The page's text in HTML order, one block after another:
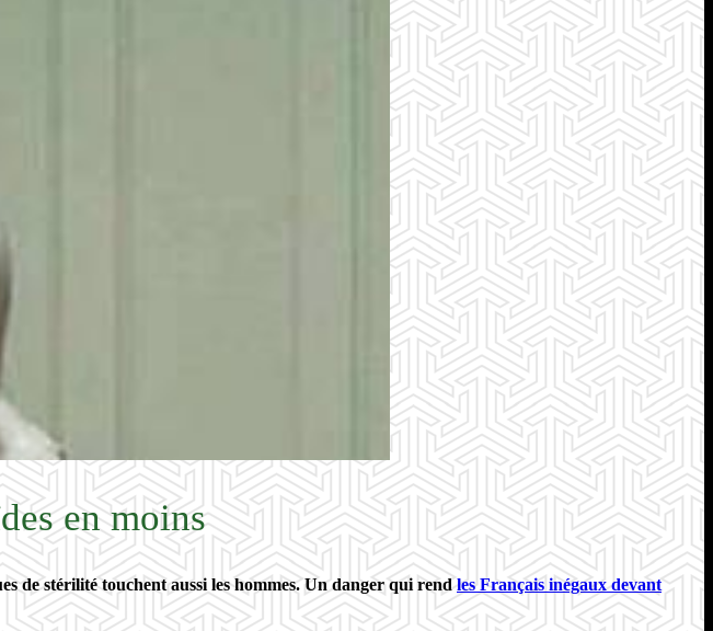
en moins
de stérilité touchent aussi les hommes. Un danger qui rendles Français inégaux devant